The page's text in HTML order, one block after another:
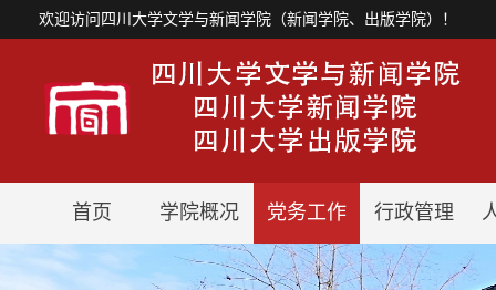
欢迎访问四川大学文学与新闻学院（新闻学院、出版学院）！
首页 学院概况 党务工作 行政管理